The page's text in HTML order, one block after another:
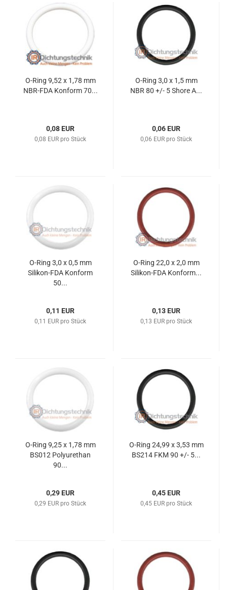
O-Ring 9,52 x 1,78 mm
NBR-FDA Konform 70...
0,08 EUR
0,08 EUR pro Stück
O-Ring 3,0 x 1,5 mm
NBR 80 +/- 5 Shore A...
0,06 EUR
0,06 EUR pro Stück
O-Ring 3,0 x 0,5 mm
Silikon-FDA Konform
50...
0,11 EUR
0,11 EUR pro Stück
O-Ring 22,0 x 2,0 mm
Silikon-FDA Konform...
0,13 EUR
0,13 EUR pro Stück
O-Ring 9,25 x 1,78 mm
BS012 Polyurethan
90...
0,29 EUR
0,29 EUR pro Stück
O-Ring 24,99 x 3,53 mm
BS214 FKM 90 +/- 5...
0,45 EUR
0,45 EUR pro Stück